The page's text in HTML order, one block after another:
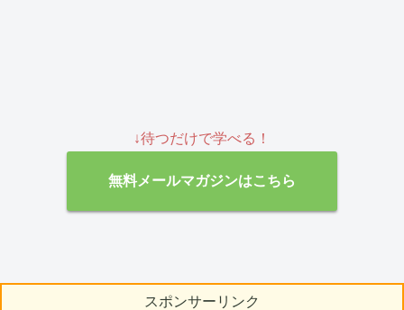
↓待つだけで学べる！
無料メールマガジンはこちら
スポンサーリンク